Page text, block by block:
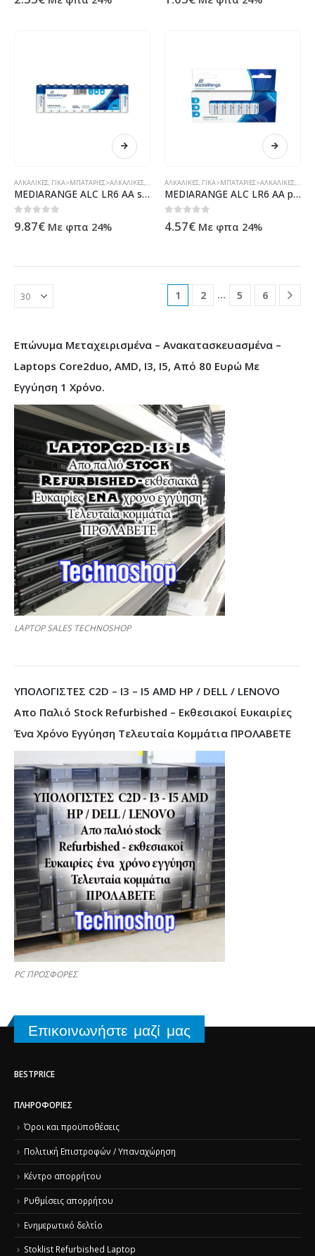
ΑΛΚΑΛΙΚΈΣ ΓΙΚΆ>ΜΠΑΤΑΡΊΕΣ>ΑΛΚΑΛΙΚΈΣ ΠΡΟΪΌΝΤΑ>ΗΛΕΚΤΡΟΝΙΚΆ & ΗΛΕΚΤΡ
MEDIARANGE ALC LR6 AA shrink 24τεμ Αλκαλική Μπαταρία
0 out of 5
9.87€ Με φπα 24%
ΑΛΚΑΛΙΚΈΣ ΓΙΚΆ>ΜΠΑΤΑΡΊΕΣ>ΑΛΚΑΛΙΚΈΣ
MEDIARANGE ALC LR6 AA pack10τεμ Αλκαλική Μπαταρία
0out of 5
4.57€ Με φπα 24%
1 2 … 5 6
Επώνυμα Μεταχειρισμένα – Ανακατασκευασμένα –
Laptops Core2duo, AMD, I3, I5, Από 80 Ευρώ Με
Εγγύηση 1 Χρόνο.
LAPTOP SALES TECHNOSHOP
ΥΠΟΛΟΓΙΣΤΕΣ C2D – I3 – I5 AMD HP / DELL / LENOVO
Απο Παλιό Stock Refurbished – Εκθεσιακοί Ευκαιρίες
Ένα Χρόνο Εγγύηση Τελευταία Κομμάτια ΠΡΟΛΑΒΕΤΕ
PC ΠΡΟΣΦΟΡΕΣ
Επικοινωνήστε μαζί μας
BESTPRICE
ΠΛΗΡΟΦΟΡΊΕΣ
Όροι και προϋποθέσεις
Πολιτική Επιστροφών / Υπαναχώρηση
Κέντρο απορρήτου
Ρυθμίσεις απορρήτου
Ενημερωτικό δελτίο
Stoklist Refurbished Laptop